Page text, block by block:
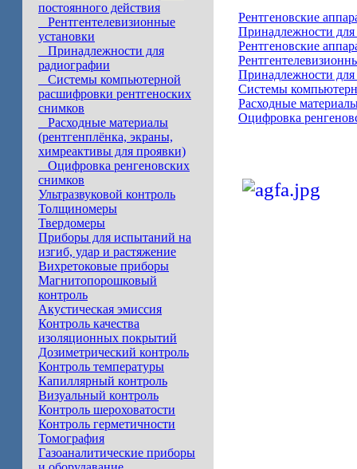
постоянного действия
Рентгентелевизионные
установки
Принадлежности для
радиографии
Системы компьютерной
расшифровки рентгеноских
снимков
Расходные материалы
(рентгенплёнка, экраны,
химреактивы для проявки)
Оцифровка ренгеновских
снимков
Ультразвуковой контроль
Толщиномеры
Твердомеры
Приборы для испытаний на
изгиб, удар и растяжение
Вихретоковые приборы
Магнитопорошковый
контроль
Акустическая эмиссия
Контроль качества
изоляционных покрытий
Дозиметрический контроль
Контроль температуры
Капиллярный контроль
Визуальный контроль
Контроль шероховатости
Контроль герметичности
Томография
Газоаналитические приборы
Рентгеновские
Принадлежности для
Рентгеновские
Принадлежности
Системы
Расходные
Оцифровка